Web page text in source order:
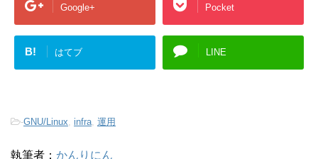
Google+ Pocket
B! はてブ LINE
-GNU/Linux infra 運用
執筆者： かんりにん